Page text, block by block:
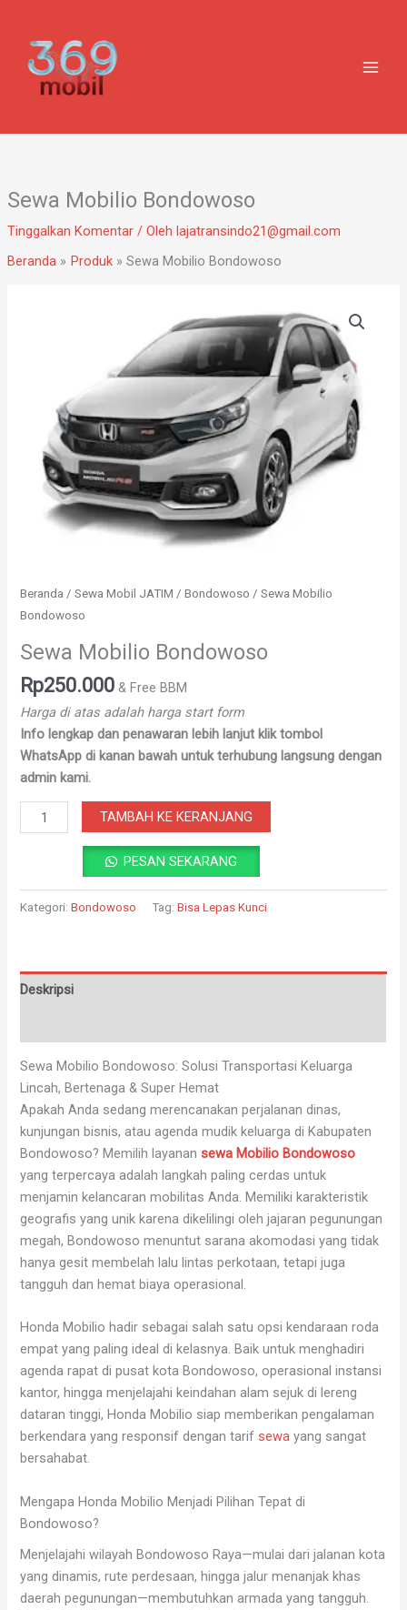
konten
Sewa Mobilio Bondowoso
Tinggalkan Komentar / Oleh lajatransindo21@gmail.com
Beranda
Produk Sewa Mobilio Bondowoso
Beranda /Sewa Mobil JATIM /Bondowoso / Sewa Mobilio
Bondowoso
Sewa Mobilio Bondowoso
Rp250.000 & Free BBM
Harga di atas adalah harga start form
Info lengkap dan penawaran lebih lanjut klik tombol
WhatsApp di kanan bawah untuk terhubung langsung dengan
admin kami.
TAMBAH KE KERANJANG
PESAN SEKARANG
Kategori:Bondowoso Tag:Bisa Lepas Kunci
Deskripsi
Sewa Mobilio Bondowoso: Solusi Transportasi Keluarga
Lincah, Bertenaga & Super Hemat
Apakah Anda sedang merencanakan perjalanan dinas,
kunjungan bisnis, atau agenda mudik keluarga di Kabupaten
Bondowoso? Memilih layanansewa Mobilio Bondowoso
yang terpercaya adalah langkah paling cerdas untuk
menjamin kelancaran mobilitas Anda. Memiliki karakteristik
geografis yang unik karena dikelilingi oleh jajaran pegunungan
megah, Bondowoso menuntut sarana akomodasi yang tidak
hanya gesit membelah lalu lintas perkotaan, tetapi juga
tangguh dan hemat biaya operasional.
Honda Mobilio hadir sebagai salah satu opsi kendaraan roda
empat yang paling ideal di kelasnya. Baik untuk menghadiri
agenda rapat di pusat kota Bondowoso, operasional instansi
kantor, hingga menjelajahi keindahan alam sejuk di lereng
dataran tinggi, Honda Mobilio siap memberikan pengalaman
berkendara yang responsif dengan tarif sewa yang sangat
bersahabat.
Mengapa Honda Mobilio Menjadi Pilihan Tepat di
Bondowoso?
Menjelajahi wilayah Bondowoso Raya—mulai dari jalanan kota
yang dinamis, rute perdesaan, hingga jalur menanjak khas
daerah pegunungan—membutuhkan armada yang tangguh.